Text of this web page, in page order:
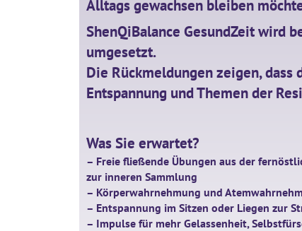
Alltags gewachsen bleiben
ShenQiBalance GesundZeit wird
umgesetzt.
Die Rückmeldungen zeigen, dass
Entspannung und Themen der
Was Sie erwartet?
– Freie fließende Übungen aus der
zur inneren Sammlung
– Körperwahrnehmung und
– Entspannung im Sitzen oder Liegen zur
– Impulse für mehr Gelassenheit,